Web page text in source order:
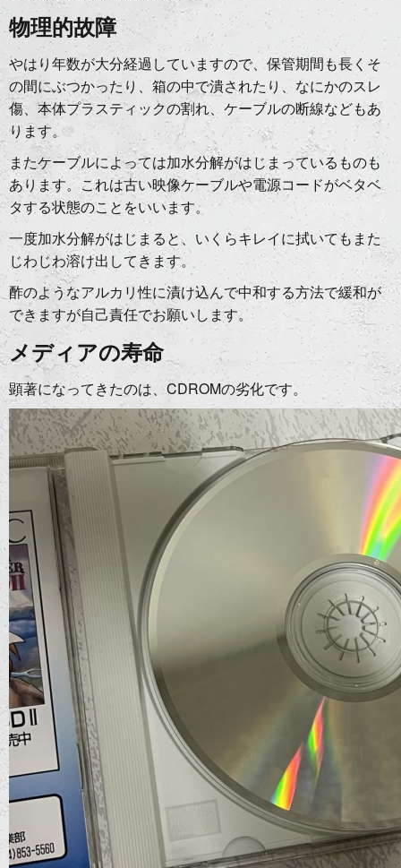
物理的故障
やはり年数が大分経過していますので、保管期間も長くそ
の間にぶつかったり、箱の中で潰されたり、なにかのスレ
傷、本体プラスティックの割れ、ケーブルの断線などもあ
ります。
またケーブルによっては加水分解がはじまっているものも
あります。これは古い映像ケーブルや電源コードがベタベ
タする状態のことをいいます。
一度加水分解がはじまると、いくらキレイに拭いてもまた
じわじわ溶け出してきます。
酢のようなアルカリ性に漬け込んで中和する方法で緩和が
できますが自己責任でお願いします。
メディアの寿命
顕著になってきたのは、CDROMの劣化です。